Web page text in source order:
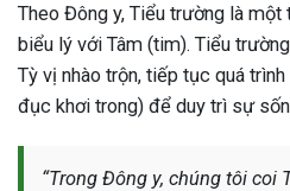
Theo Đông y, Tiểu trường là một
biểu lý với Tâm (tim). Tiểu
Tỳ vị nhào trộn, tiếp tục quá
đục khơi trong) để duy trì sự
“Trong Đông y, chúng tôi coi